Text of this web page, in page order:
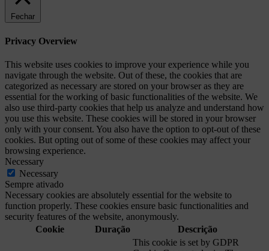
Fechar
Privacy Overview
This website uses cookies to improve your experience while you
navigate through the website. Out of these, the cookies that are
categorized as necessary are stored on your browser as they are
essential for the working of basic functionalities of the website. We
also use third-party cookies that help us analyze and understand how
you use this website. These cookies will be stored in your browser
only with your consent. You also have the option to opt-out of these
cookies. But opting out of some of these cookies may affect your
browsing experience.
Necessary
Necessary
Sempre ativado
Necessary cookies are absolutely essential for the website to
function properly. These cookies ensure basic functionalities and
security features of the website, anonymously.
Cookie
Duração Descrição
This cookie is set by GDPR